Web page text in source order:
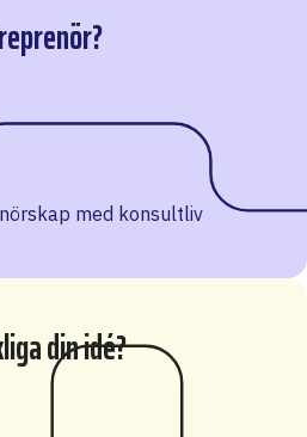
med konsultliv
din idé?